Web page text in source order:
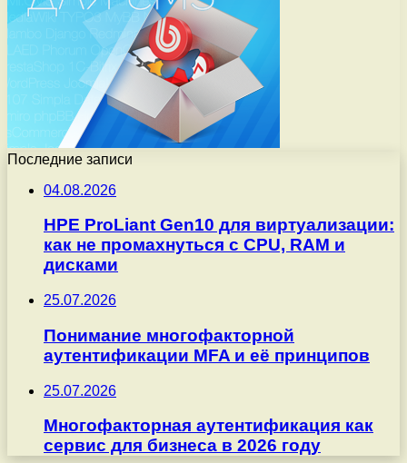
Последние записи
04.08.2026
HPE ProLiant Gen10 для виртуализации:
как не промахнуться с CPU, RAM и
дисками
25.07.2026
Понимание многофакторной
аутентификации MFA и её принципов
25.07.2026
Многофакторная аутентификация как
сервис для бизнеса в 2026 году